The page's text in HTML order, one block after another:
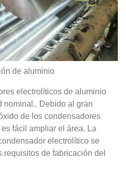
de aluminio
electrolíticos de aluminio
nominal.. Debido al gran
de los condensadores
fácil ampliar el área. La
electrolítico se
de fabricación del